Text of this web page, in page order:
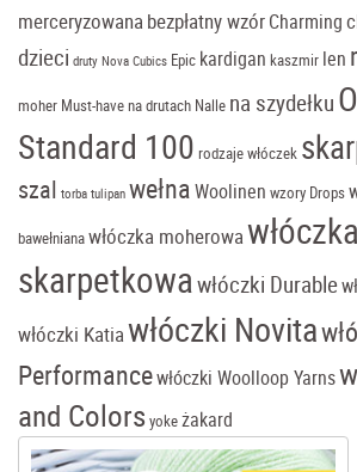
merceryzowanabezpłatny wzórCharming
dzieci druty Nova Cubics Epic kardigan kaszmir len
moher Must-havena drutach Nalle na szydełku
Standard 100 rodzaje włóczek
szal torba tulipan wełnaWoolinen wzory Drops
bawełnianawłóczka moherowawłóczka
skarpetkowawłóczki Durable
włóczki Katiawłóczki Novita
Performancewłóczki Woolloop Yarns
and Colorsyokeżakard